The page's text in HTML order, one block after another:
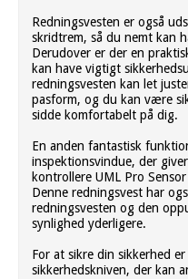
Redningsvesten er også
skridtrem, så du nemt kan
Derudover er der en
kan have vigtigt
redningsvesten kan let
pasform, og du kan være
sidde komfortabelt på dig.
En anden fantastisk
inspektionsvindue, der
kontrollere UML Pro
Denne redningsvest har
redningsvesten og den
synlighed yderligere.
For at sikre din sikkerhed
sikkerhedskniven, der kan